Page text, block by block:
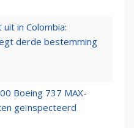
in Colombia:
derde bestemming
Boeing 737 MAX-
geïnspecteerd